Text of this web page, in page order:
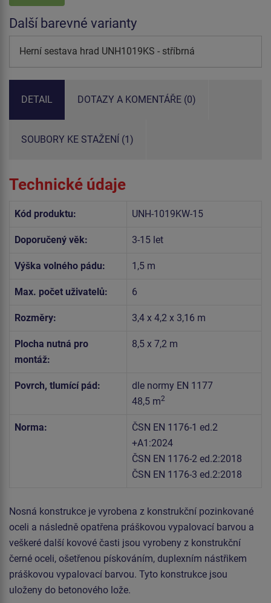
Další barevné varianty
Herní sestava hrad UNH1019KS - stříbrná
DETAIL DOTAZY A KOMENTÁŘE (0)
SOUBORY KE STAŽENÍ (1)
Technické údaje
Kód produktu: UNH-1019KW-15
Doporučený věk: 3-15 let
Výška volného pádu: 1,5 m
Max. počet uživatelů: 6
Rozměry: 3,4 x 4,2 x 3,16 m
Plocha nutná pro
montáž:
8,5 x 7,2 m
Povrch, tlumící pád:
dle normy EN 1177
48,5 m2
Norma:
ČSN EN 1176-1 ed.2
+A1:2024
ČSN EN 1176-2 ed.2:2018
ČSN EN 1176-3 ed.2:2018
Nosná konstrukce je vyrobena z konstrukční pozinkované
oceli a následně opatřena práškovou vypalovací barvou a
veškeré další kovové časti jsou vyrobeny z konstrukční
černé oceli, ošetřenou pískováním, duplexním nástřikem
práškovou vypalovací barvou. Tyto konstrukce jsou
uloženy do betonového lože.